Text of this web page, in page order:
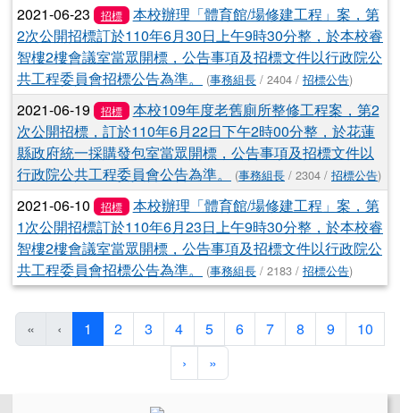
2021-06-23 招標
本校辦理「體育館/場修建工程」案，第
2次公開招標訂於110年6月30日上午9時30分整，於本校睿
智樓2樓會議室當眾開標，公告事項及招標文件以行政院公
共工程委員會招標公告為準。
(事務組長 / 2404 / 招標公告)
2021-06-19 招標
本校109年度老舊廁所整修工程案，第2
次公開招標，訂於110年6月22日下午2時00分整，於花蓮
縣政府統一採購發包室當眾開標，公告事項及招標文件以
行政院公共工程委員會公告為準。
(事務組長 / 2304 / 招標公告)
2021-06-10 招標
本校辦理「體育館/場修建工程」案，第
1次公開招標訂於110年6月23日上午9時30分整，於本校睿
智樓2樓會議室當眾開標，公告事項及招標文件以行政院公
共工程委員會招標公告為準。
(事務組長 / 2183 / 招標公告)
« ‹ 1 (目前頁次)
2 3 4 5 6 7 8 9
10
› 下一頁
»